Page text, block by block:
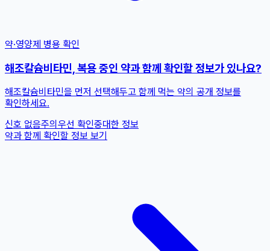
약·영양제 병용 확인
해조칼슘비타민, 복용 중인 약과 함께 확인할 정보가 있나요?
해조칼슘비타민을 먼저 선택해두고 함께 먹는 약의 공개 정보를
확인하세요.
신호 없음주의 우선 확인중대한 정보
약과 함께 확인할 정보 보기